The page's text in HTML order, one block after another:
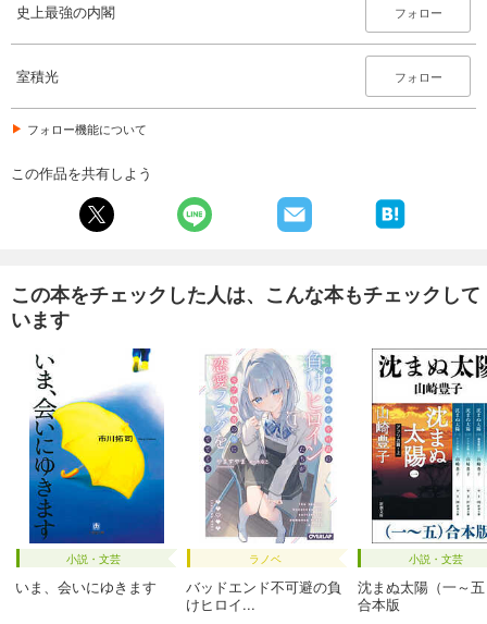
史上最強の内閣 フォロー
室積光 フォロー
フォロー機能について
この作品を共有しよう
この本をチェックした人は、こんな本もチェックして
います
小説・文芸
いま、会いにゆきます
ラノベ
バッドエンド不可避の負
けヒロイ...
小説・文芸
沈まぬ太陽（一～
合本版